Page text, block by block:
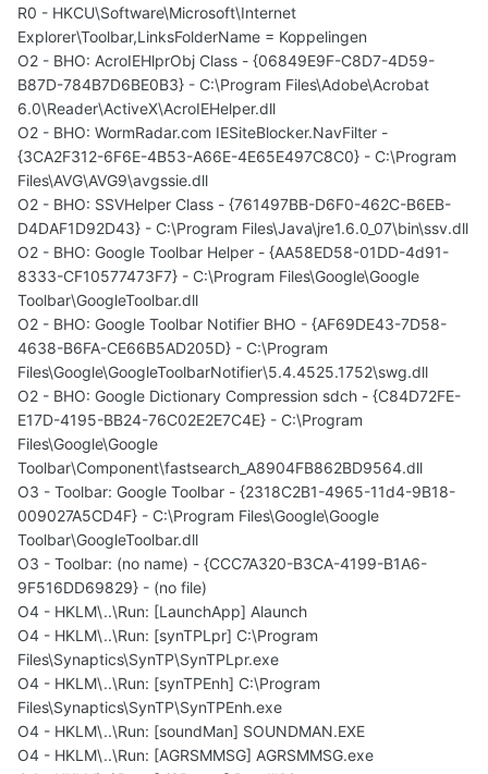
R0 - HKCU\Software\Microsoft\Internet
Explorer\Toolbar,LinksFolderName = Koppelingen
O2 - BHO: AcroIEHlprObj Class - {06849E9F-C8D7-4D59-
B87D-784B7D6BE0B3} - C:\Program Files\Adobe\Acrobat
6.0\Reader\ActiveX\AcroIEHelper.dll
O2 - BHO: WormRadar.com IESiteBlocker.NavFilter -
{3CA2F312-6F6E-4B53-A66E-4E65E497C8C0} - C:\Program
Files\AVG\AVG9\avgssie.dll
O2 - BHO: SSVHelper Class - {761497BB-D6F0-462C-B6EB-
D4DAF1D92D43} - C:\Program Files\Java\jre1.6.0_07\bin\ssv.dll
O2 - BHO: Google Toolbar Helper - {AA58ED58-01DD-4d91-
8333-CF10577473F7} - C:\Program Files\Google\Google
Toolbar\GoogleToolbar.dll
O2 - BHO: Google Toolbar Notifier BHO - {AF69DE43-7D58-
4638-B6FA-CE66B5AD205D} - C:\Program
Files\Google\GoogleToolbarNotifier\5.4.4525.1752\swg.dll
O2 - BHO: Google Dictionary Compression sdch - {C84D72FE-
E17D-4195-BB24-76C02E2E7C4E} - C:\Program
Files\Google\Google
Toolbar\Component\fastsearch_A8904FB862BD9564.dll
O3 - Toolbar: Google Toolbar - {2318C2B1-4965-11d4-9B18-
009027A5CD4F} - C:\Program Files\Google\Google
Toolbar\GoogleToolbar.dll
O3 - Toolbar: (no name) - {CCC7A320-B3CA-4199-B1A6-
9F516DD69829} - (no file)
O4 - HKLM\..\Run: [LaunchApp] Alaunch
O4 - HKLM\..\Run: [synTPLpr] C:\Program
Files\Synaptics\SynTP\SynTPLpr.exe
O4 - HKLM\..\Run: [synTPEnh] C:\Program
Files\Synaptics\SynTP\SynTPEnh.exe
O4 - HKLM\..\Run: [soundMan] SOUNDMAN.EXE
O4 - HKLM\..\Run: [AGRSMMSG] AGRSMMSG.exe